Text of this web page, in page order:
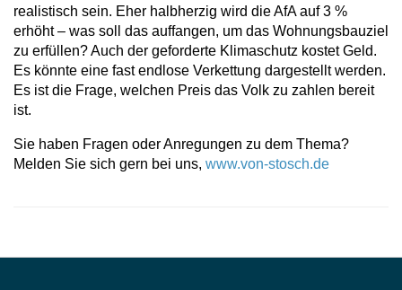
realistisch sein. Eher halbherzig wird die AfA auf 3 %
erhöht – was soll das auffangen, um das Wohnungsbauziel
zu erfüllen? Auch der geforderte Klimaschutz kostet Geld.
Es könnte eine fast endlose Verkettung dargestellt werden.
Es ist die Frage, welchen Preis das Volk zu zahlen bereit
ist.
Sie haben Fragen oder Anregungen zu dem Thema?
Melden Sie sich gern bei uns, www.von-stosch.de